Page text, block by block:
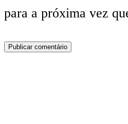
para a próxima vez